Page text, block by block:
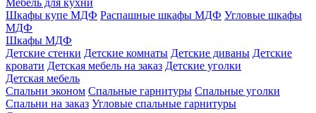
Мебель для кухни
Шкафы купе МДФ Распашные шкафы МДФ Угловые шкафы
МДФ
Шкафы МДФ
Детские стенки Детские комнаты Детские диваны Детские
кровати Детская мебель на заказ Детские уголки
Детская мебель
Спальни эконом Спальные гарнитуры Спальные уголки
Спальни на заказ Угловые спальные гарнитуры